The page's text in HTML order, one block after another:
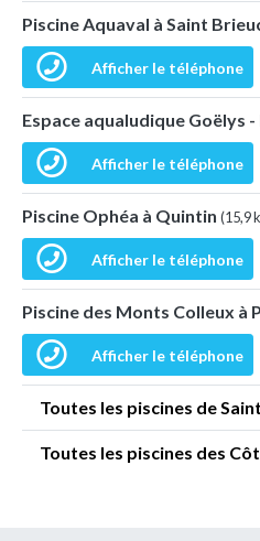
Piscine Aquaval à Saint
Afficher le téléphone
Espace aqualudique Goëlys -
Afficher le téléphone
Piscine Ophéa à Quintin (15,9
Afficher le téléphone
Piscine des Monts Colleux à
Afficher le téléphone
Toutes les piscines de
Toutes les piscines des